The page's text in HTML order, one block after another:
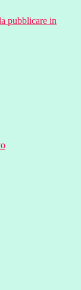
pubblicare in